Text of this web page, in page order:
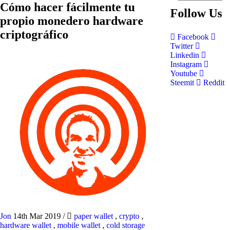
Cómo hacer fácilmente tu
propio monedero hardware
criptográfico
Jon 14th Mar 2019 / paper wallet , crypto ,
hardware wallet , mobile wallet , cold storage
Follow Us
Facebook
Twitter
Linkedin
Instagram
Youtube
Steemit
Reddit